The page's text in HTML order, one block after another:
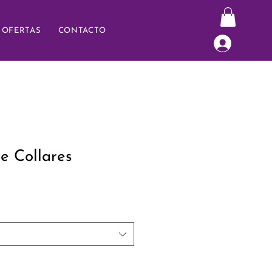
OFERTAS CONTACTO
Collares